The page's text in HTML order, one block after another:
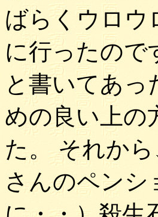
ばらくウロウ
に行ったので
と書いてあ
めの良い上の
た。 それか
さんのペンシ